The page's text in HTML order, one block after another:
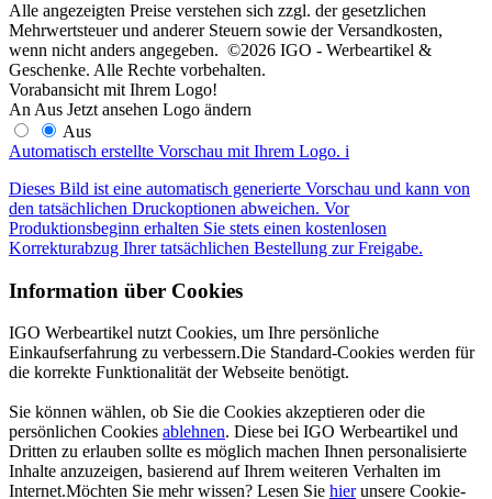
Alle angezeigten Preise verstehen sich zzgl. der gesetzlichen
Mehrwertsteuer und anderer Steuern sowie der Versandkosten,
wenn nicht anders angegeben. ©2026 IGO - Werbeartikel &
Geschenke. Alle Rechte vorbehalten.
Vorabansicht mit Ihrem Logo!
An Aus Jetzt ansehen Logo ändern
Aus
Automatisch erstellte Vorschau mit Ihrem Logo. i
Dieses Bild ist eine automatisch generierte Vorschau und kann von
den tatsächlichen Druckoptionen abweichen. Vor
Produktionsbeginn erhalten Sie stets einen kostenlosen
Korrekturabzug Ihrer tatsächlichen Bestellung zur Freigabe.
Information über Cookies
IGO Werbeartikel nutzt Cookies, um Ihre persönliche
Einkaufserfahrung zu verbessern.Die Standard-Cookies werden für
die korrekte Funktionalität der Webseite benötigt.
Sie können wählen, ob Sie die Cookies akzeptieren oder die
persönlichen Cookies ablehnen. Diese bei IGO Werbeartikel und
Dritten zu erlauben sollte es möglich machen Ihnen personalisierte
Inhalte anzuzeigen, basierend auf Ihrem weiteren Verhalten im
Internet.Möchten Sie mehr wissen? Lesen Sie hierunsere Cookie-